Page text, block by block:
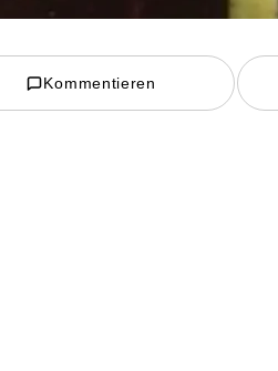
Kommentieren